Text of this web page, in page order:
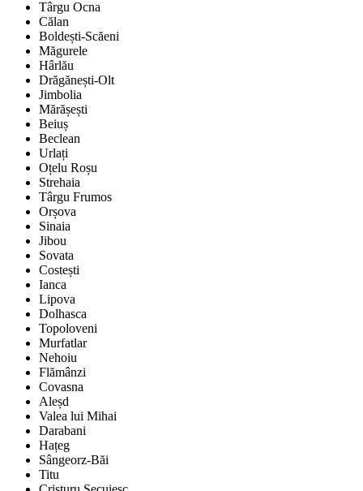
Târgu Ocna
Călan
Boldești-Scăeni
Măgurele
Hârlău
Drăgănești-Olt
Jimbolia
Mărășești
Beiuș
Beclean
Urlați
Oțelu Roșu
Strehaia
Târgu Frumos
Orșova
Sinaia
Jibou
Sovata
Costești
Ianca
Lipova
Dolhasca
Topoloveni
Murfatlar
Nehoiu
Flămânzi
Covasna
Aleșd
Valea lui Mihai
Darabani
Hațeg
Sângeorz-Băi
Titu